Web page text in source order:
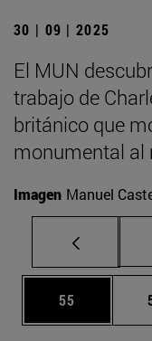
30 | 09 | 2025
El MUN
trabajo de
británico que
monumental al
Imagen Manuel
Página
55